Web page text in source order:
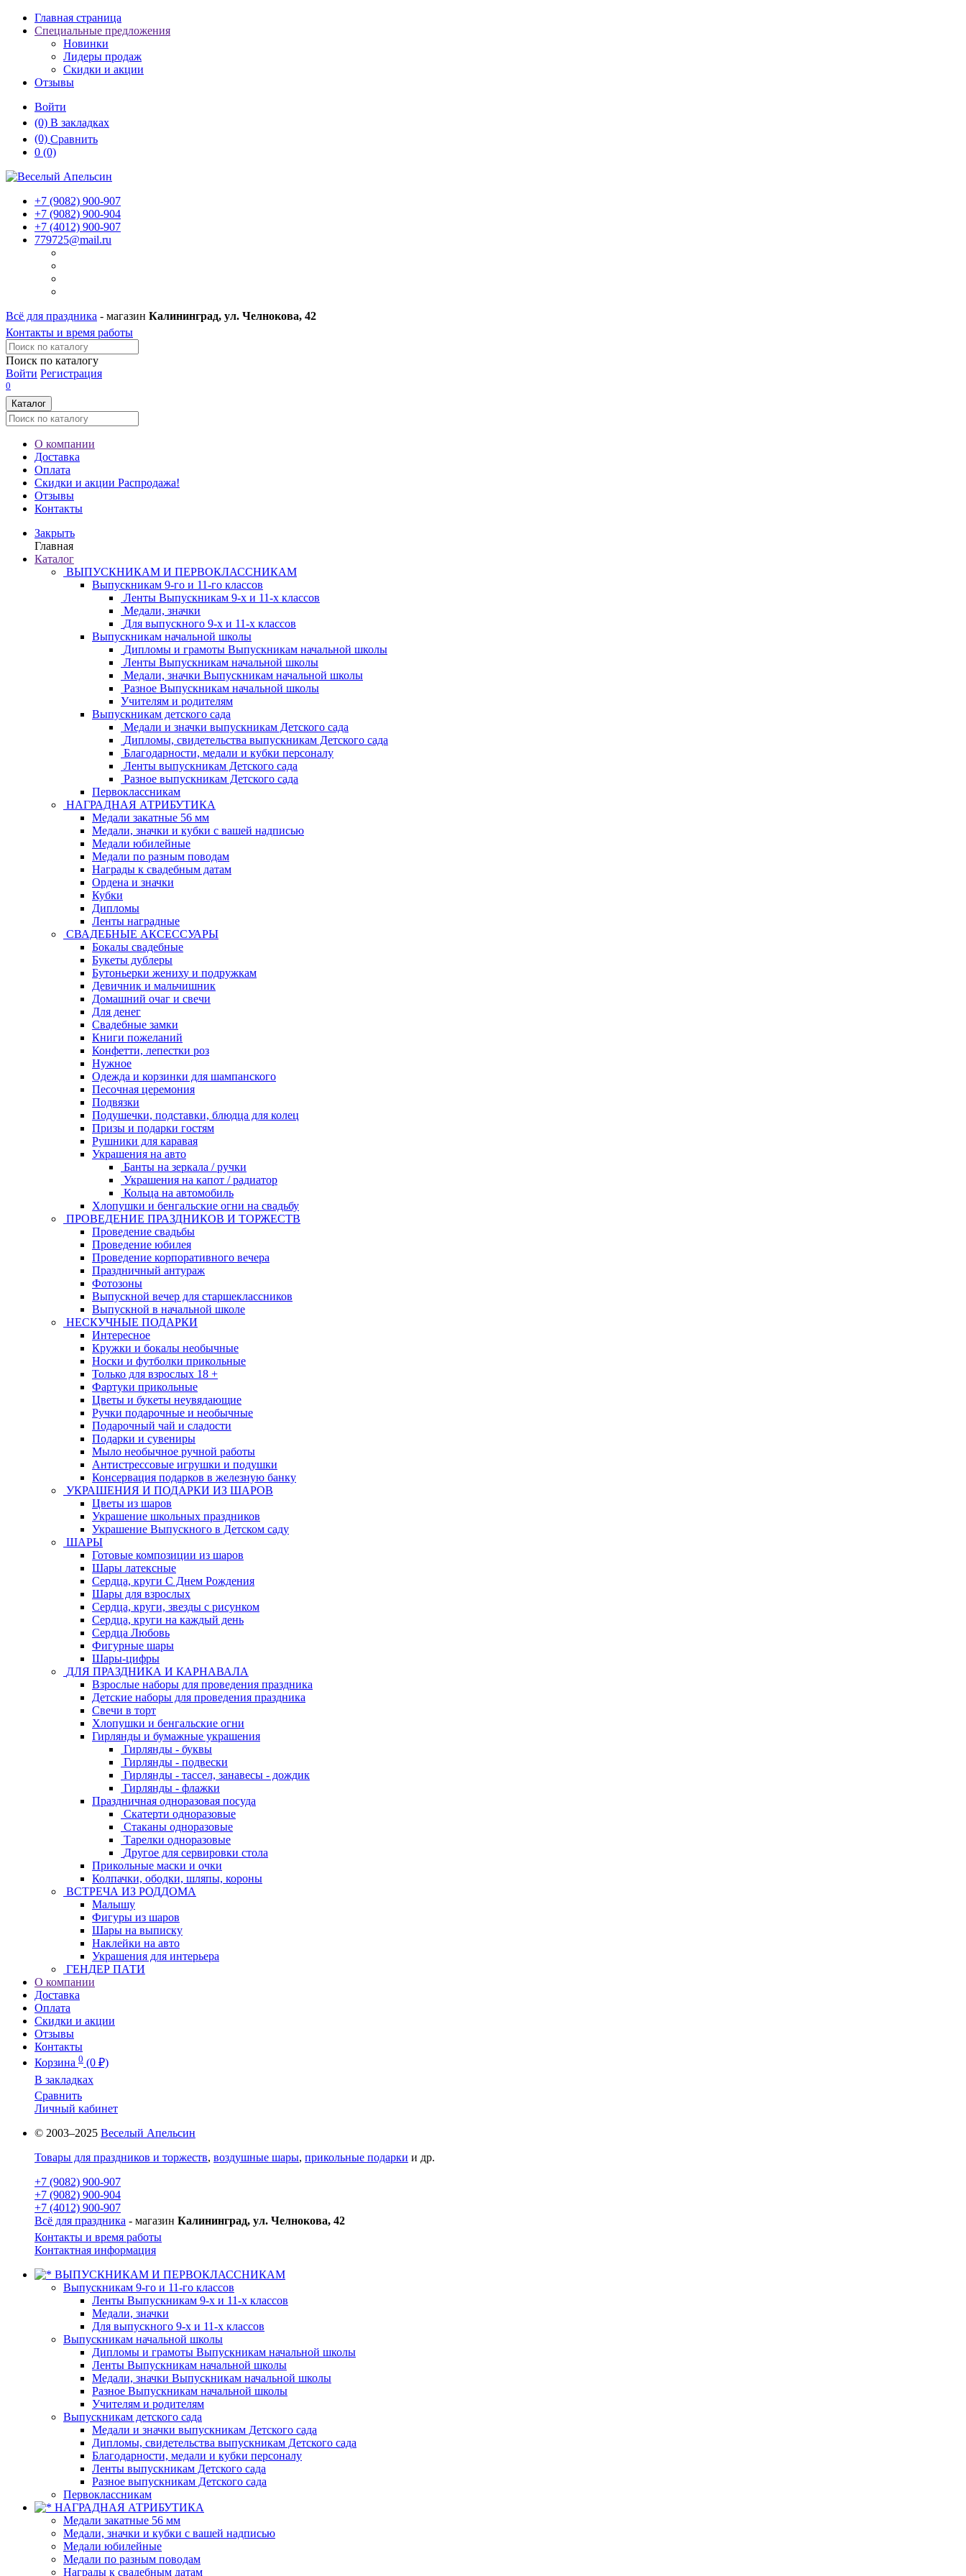
Главная страница
Специальные предложения
Новинки
Лидеры продаж
Скидки и акции
Отзывы
Войти
(0) В закладках
(0) Сравнить
0 (0)
+7 (9082) 900-907
+7 (9082) 900-904
+7 (4012) 900-907
779725@mail.ru
Всё для праздника - магазин Калининград, ул. Челнокова, 42
Контакты и время работы
Поиск по каталогу
Войти Регистрация
0
Каталог
О компании
Доставка
Оплата
Скидки и акции Распродажа!
Отзывы
Контакты
Закрыть
Главная
Каталог
ВЫПУСКНИКАМ И ПЕРВОКЛАССНИКАМ
Выпускникам 9-го и 11-го классов
Ленты Выпускникам 9-х и 11-х классов
Медали, значки
Для выпускного 9-х и 11-х классов
Выпускникам начальной школы
Дипломы и грамоты Выпускникам начальной школы
Ленты Выпускникам начальной школы
Медали, значки Выпускникам начальной школы
Разное Выпускникам начальной школы
Учителям и родителям
Выпускникам детского сада
Медали и значки выпускникам Детского сада
Дипломы, свидетельства выпускникам Детского сада
Благодарности, медали и кубки персоналу
Ленты выпускникам Детского сада
Разное выпускникам Детского сада
Первоклассникам
НАГРАДНАЯ АТРИБУТИКА
Медали закатные 56 мм
Медали, значки и кубки с вашей надписью
Медали юбилейные
Медали по разным поводам
Награды к свадебным датам
Ордена и значки
Кубки
Дипломы
Ленты наградные
СВАДЕБНЫЕ АКСЕССУАРЫ
Бокалы свадебные
Букеты дублеры
Бутоньерки жениху и подружкам
Девичник и мальчишник
Домашний очаг и свечи
Для денег
Свадебные замки
Книги пожеланий
Конфетти, лепестки роз
Нужное
Одежда и корзинки для шампанского
Песочная церемония
Подвязки
Подушечки, подставки, блюдца для колец
Призы и подарки гостям
Рушники для каравая
Украшения на авто
Банты на зеркала / ручки
Украшения на капот / радиатор
Кольца на автомобиль
Хлопушки и бенгальские огни на свадьбу
ПРОВЕДЕНИЕ ПРАЗДНИКОВ И ТОРЖЕСТВ
Проведение свадьбы
Проведение юбилея
Проведение корпоративного вечера
Праздничный антураж
Фотозоны
Выпускной вечер для старшеклассников
Выпускной в начальной школе
НЕСКУЧНЫЕ ПОДАРКИ
Интересное
Кружки и бокалы необычные
Носки и футболки прикольные
Только для взрослых 18 +
Фартуки прикольные
Цветы и букеты неувядающие
Ручки подарочные и необычные
Подарочный чай и сладости
Подарки и сувениры
Мыло необычное ручной работы
Антистрессовые игрушки и подушки
Консервация подарков в железную банку
УКРАШЕНИЯ И ПОДАРКИ ИЗ ШАРОВ
Цветы из шаров
Украшение школьных праздников
Украшение Выпускного в Детском саду
ШАРЫ
Готовые композиции из шаров
Шары латексные
Сердца, круги С Днем Рождения
Шары для взрослых
Сердца, круги, звезды с рисунком
Сердца, круги на каждый день
Сердца Любовь
Фигурные шары
Шары-цифры
ДЛЯ ПРАЗДНИКА И КАРНАВАЛА
Взрослые наборы для проведения праздника
Детские наборы для проведения праздника
Свечи в торт
Хлопушки и бенгальские огни
Гирлянды и бумажные украшения
Гирлянды - буквы
Гирлянды - подвески
Гирлянды - тассел, занавесы - дождик
Гирлянды - флажки
Праздничная одноразовая посуда
Скатерти одноразовые
Стаканы одноразовые
Тарелки одноразовые
Другое для сервировки стола
Прикольные маски и очки
Колпачки, ободки, шляпы, короны
ВСТРЕЧА ИЗ РОДДОМА
Малышу
Фигуры из шаров
Шары на выписку
Наклейки на авто
Украшения для интерьера
ГЕНДЕР ПАТИ
О компании
Доставка
Оплата
Скидки и акции
Отзывы
Контакты
Корзина 0 (0 ₽)
В закладках
Сравнить
Личный кабинет
© 2003–2025 Веселый Апельсин
Товары для праздников и торжеств, воздушные шары, прикольные подарки и др.
+7 (9082) 900-907
+7 (9082) 900-904
+7 (4012) 900-907
Всё для праздника - магазин Калининград, ул. Челнокова, 42
Контакты и время работы
Контактная информация
ВЫПУСКНИКАМ И ПЕРВОКЛАССНИКАМ
Выпускникам 9-го и 11-го классов
Ленты Выпускникам 9-х и 11-х классов
Медали, значки
Для выпускного 9-х и 11-х классов
Выпускникам начальной школы
Дипломы и грамоты Выпускникам начальной школы
Ленты Выпускникам начальной школы
Медали, значки Выпускникам начальной школы
Разное Выпускникам начальной школы
Учителям и родителям
Выпускникам детского сада
Медали и значки выпускникам Детского сада
Дипломы, свидетельства выпускникам Детского сада
Благодарности, медали и кубки персоналу
Ленты выпускникам Детского сада
Разное выпускникам Детского сада
Первоклассникам
НАГРАДНАЯ АТРИБУТИКА
Медали закатные 56 мм
Медали, значки и кубки с вашей надписью
Медали юбилейные
Медали по разным поводам
Награды к свадебным датам